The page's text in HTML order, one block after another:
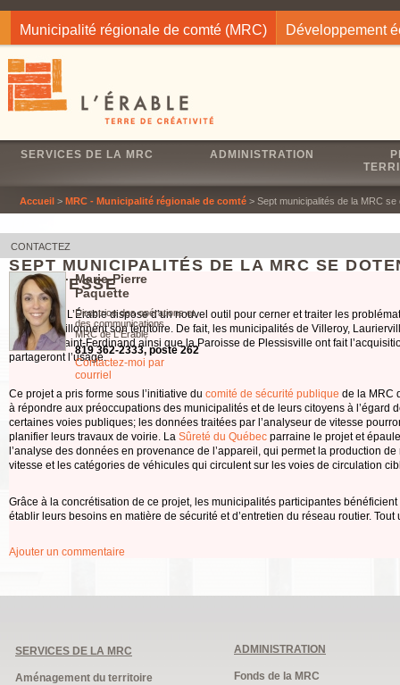
Municipalité régionale de comté (MRC) Développement
SERVICES DE LA MRC ADMINISTRATION
Accueil > MRC - Municipalité régionale de comté > Sept municipalités de la MRC
SEPT MUNICIPALITÉS DE LA MRC SE
DE VITESSE
La MRC de L’Érable dispose d’un nouvel outil pour cerner et traiter les
routes qui sillonnent son territoire. De fait, les municipalités de Villeroy,
d’Halifax, Saint-Ferdinand ainsi que la Paroisse de Plessisville ont fait
partageront l’usage.
Ce projet a pris forme sous l’initiative du comité de sécurité publique de la MRC
à répondre aux préoccupations des municipalités et de leurs citoyens à l’égard
certaines voies publiques; les données traitées par l’analyseur de vitesse
planifier leurs travaux de voirie. La Sûreté du Québec parraine le projet et
l’analyse des données en provenance de l’appareil, qui permet la production
vitesse et les catégories de véhicules qui circulent sur les voies de circulation
Grâce à la concrétisation de ce projet, les municipalités participantes
établir leurs besoins en matière de sécurité et d’entretien du réseau routier.
Ajouter un commentaire
CONTACTEZ
Marie-Pierre
Paquette
Directrice des opérations et
des communications
MRC de L'Érable
819 362-2333, poste 262
Contactez-moi par
courriel
SERVICES DE LA MRC
Aménagement du territoire
ADMINISTRATION
Fonds de la MRC